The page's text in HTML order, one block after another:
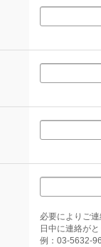
必要によりご
日中に連絡が
例：03-5632-